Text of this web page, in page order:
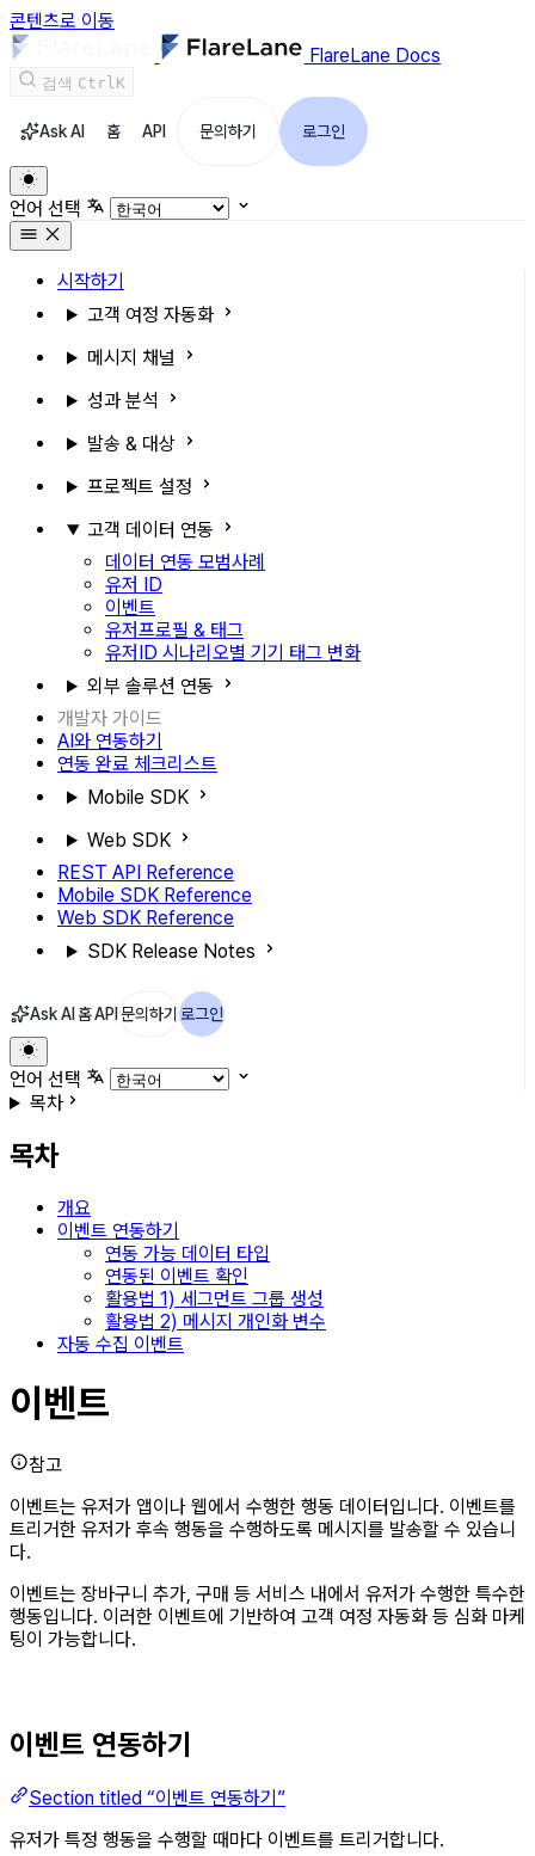
콘텐츠로 이동
FlareLane Docs
검색 CtrlK
Ask AI 홈 API 문의하기 로그인
언어 선택
시작하기
고객 여정 자동화
메시지 채널
성과 분석
발송 & 대상
프로젝트 설정
고객 데이터 연동
데이터 연동 모범사례
유저 ID
이벤트
유저프로필 & 태그
유저ID 시나리오별 기기 태그 변화
외부 솔루션 연동
개발자 가이드
AI와 연동하기
연동 완료 체크리스트
Mobile SDK
Web SDK
REST API Reference
Mobile SDK Reference
Web SDK Reference
SDK Release Notes
Ask AI 홈API 문의하기 로그인
언어 선택
목차
목차
개요
이벤트 연동하기
연동 가능 데이터 타입
연동된 이벤트 확인
활용법 1) 세그먼트 그룹 생성
활용법 2) 메시지 개인화 변수
자동 수집 이벤트
이벤트
참고
이벤트는 유저가 앱이나 웹에서 수행한 행동 데이터입니다. 이벤트를
트리거한 유저가 후속 행동을 수행하도록 메시지를 발송할 수 있습니
다.
이벤트는 장바구니 추가, 구매 등 서비스 내에서 유저가 수행한 특수한
행동입니다. 이러한 이벤트에 기반하여 고객 여정 자동화 등 심화 마케
팅이 가능합니다.
이벤트 연동하기
Section titled “이벤트 연동하기”
유저가 특정 행동을 수행할 때마다 이벤트를 트리거합니다.